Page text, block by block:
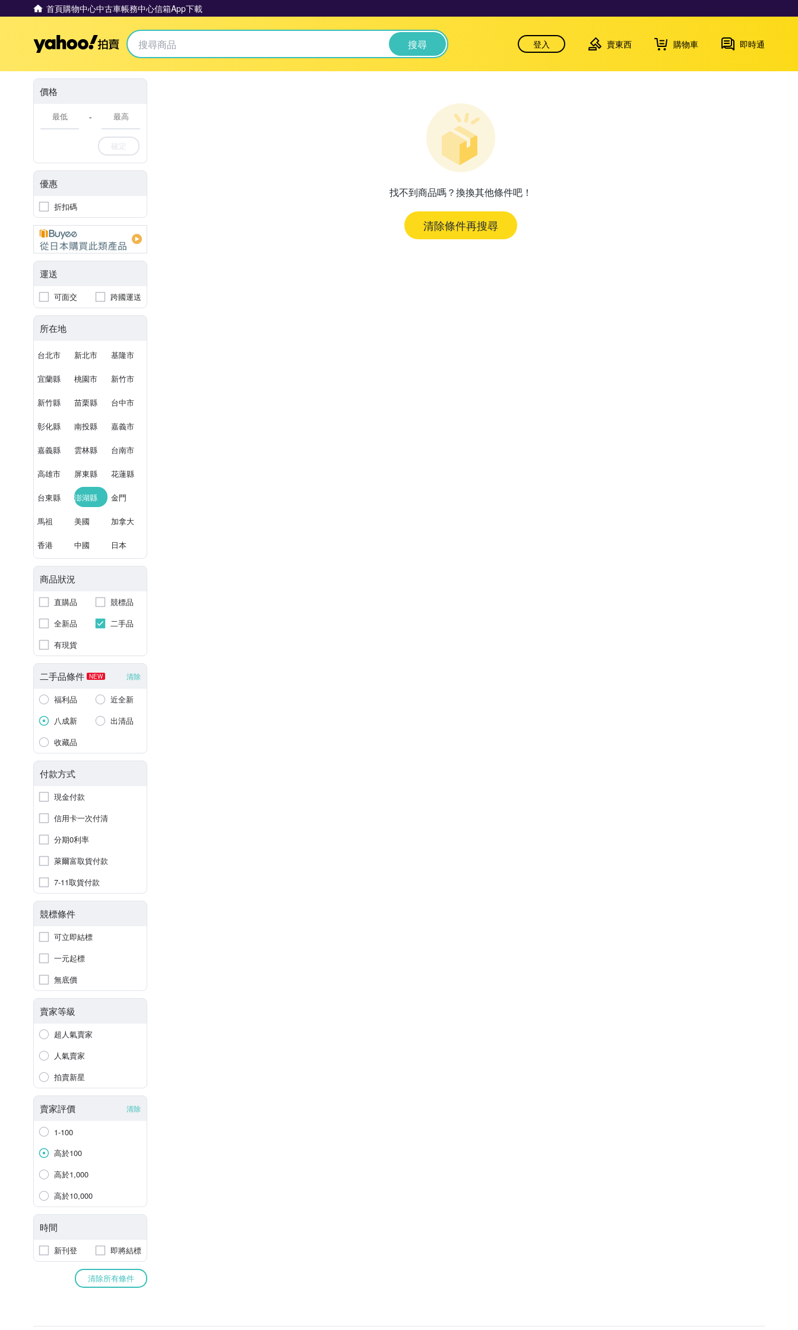
首頁購物中心中古車帳務中心信箱App下載
Yahoo拍賣 搜尋 登入 賣東西 購物車 即時通
價格
-
確定
優惠
折扣碼
運送
可面交 跨國運送
所在地
台北市 新北市 基隆市
宜蘭縣 桃園市 新竹市
新竹縣 苗栗縣 台中市
彰化縣 南投縣 嘉義市
嘉義縣 雲林縣 台南市
高雄市 屏東縣 花蓮縣
台東縣 澎湖縣 金門
馬祖 美國 加拿大
香港 中國 日本
商品狀況
直購品
競標品
全新品
二手品
有現貨
二手品條件 NEW 清除
福利品
近全新
八成新
出清品
收藏品
付款方式
現金付款
信用卡一次付清
分期0利率
萊爾富取貨付款
7-11取貨付款
競標條件
可立即結標
一元起標
無底價
賣家等級
超人氣賣家
人氣賣家
拍賣新星
賣家評價 清除
1-100
高於100
高於1,000
高於10,000
時間
新刊登 即將結標
清除所有條件
找不到商品嗎？換換其他條件吧！
清除條件再搜尋